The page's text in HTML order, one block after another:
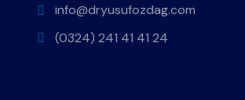
info@dryusufozdag.com
(0324) 241 41 41 24